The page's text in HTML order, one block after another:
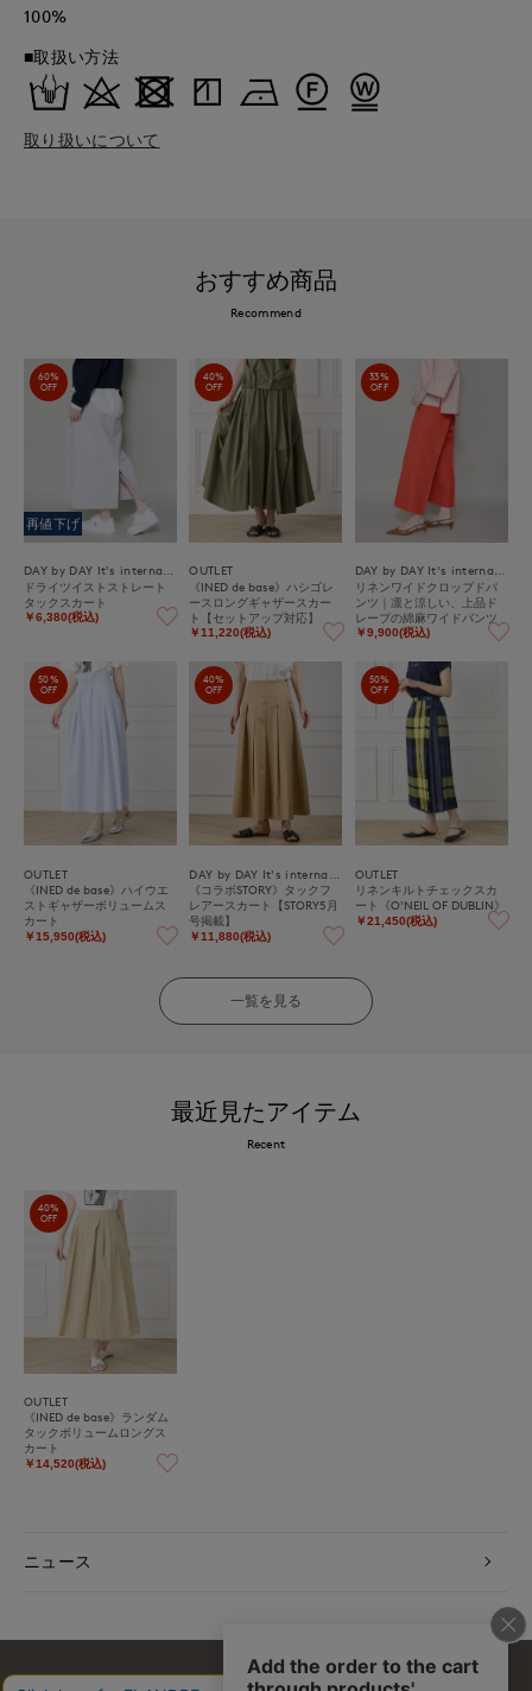
100%
■取扱い方法
取り扱いについて
おすすめ商品
Recommend
60%
OFF
再値下げ
ドライツイストストレート
タックスカート
￥6,380(税込)
40%
OFF
OUTLET
《INED de base》ハシゴレ
ースロングギャザースカー
ト【セットアップ対応】
￥11,220(税込)
33%
OFF
リネンワイドクロップドパ
ンツ｜凛と涼しい、上品ド
レープの綿麻ワイドパンツ
￥9,900(税込)
50%
OFF
OUTLET
《INED de base》ハイウエ
ストギャザーボリュームス
カート
￥15,950(税込)
40%
OFF
《コラボSTORY》タックフ
レアースカート【STORY5月
号掲載】
￥11,880(税込)
50%
OFF
OUTLET
リネンキルトチェックスカ
ート《O'NEIL OF DUBLIN》
￥21,450(税込)
一覧を見る
最近見たアイテム
Recent
40%
OFF
OUTLET
《INED de base》ランダム
タックボリュームロングス
カート
￥14,520(税込)
ニュース